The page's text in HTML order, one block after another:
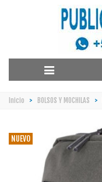
Inicio > BOLSOS Y MOCHILAS >
NUEVO